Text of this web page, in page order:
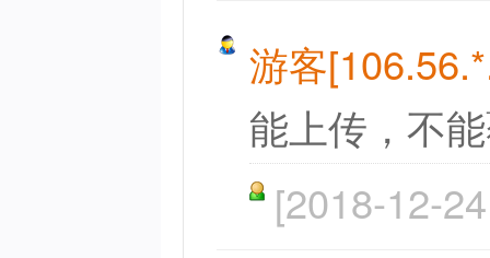
游客
能上传，不
[2018-12-